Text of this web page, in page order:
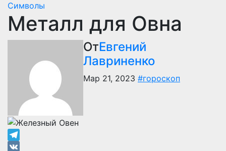
Символы
Металл для Овна
ОтЕвгений
Лавриненко
Мар 21, 2023 #гороскоп
Telegram